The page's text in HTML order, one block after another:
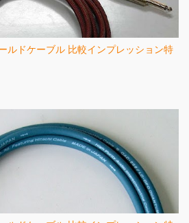
ルドケーブル 比較インプレッション特